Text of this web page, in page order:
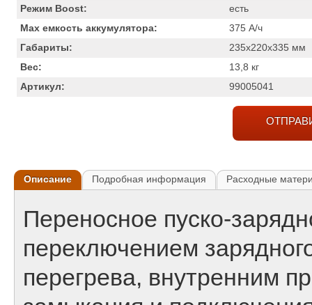
Режим Boost:
есть
Max емкость аккумулятора:
375 А/ч
Габариты:
235x220x335 мм
Вес:
13,8 кг
Артикул:
99005041
Описание Подробная информация Расходные
Переносное пуско-
переключением
перегрева, внутренним